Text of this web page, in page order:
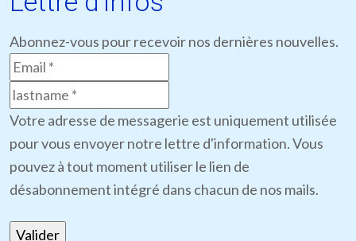
Abonnez-vous pour recevoir nos dernières nouvelles.
Votre adresse de messagerie est uniquement utilisée
pour vous envoyer notre lettre d'information. Vous
pouvez à tout moment utiliser le lien de
désabonnement intégré dans chacun de nos mails.